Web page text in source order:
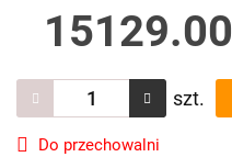
15129.00
szt.
Do przechowalni